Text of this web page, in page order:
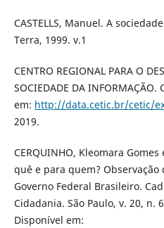
CASTELLS, Manuel. A
Terra, 1999. v.1
CENTRO REGIONAL PARA O
SOCIEDADE DA
em: http://data.cetic.br/cetic/
2019.
CERQUINHO, Kleomara
quê e para quem?
Governo Federal Brasileiro.
Cidadania. São Paulo, v. 20, n.
Disponível em: